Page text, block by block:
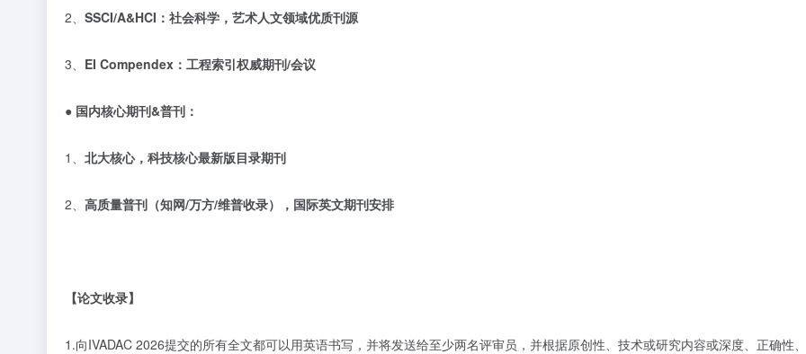
2、 SSCI/A&HCI ：社会科学，艺术人文领域优质刊源
3、 EI Compendex ：工程索引权威期刊/会议
● 国内核心期刊&普刊：
1、 北大核心，科技核心最新版目录期刊
2、 高质量普刊（知网/万方/维普收录），国际英文期刊安排
【论文收录】
1.向IVADAC 2026提交的所有全文都可以用英语书写，并将发送给至少两名评审员，并根据原创性、技术或研究内容或深度、正确性